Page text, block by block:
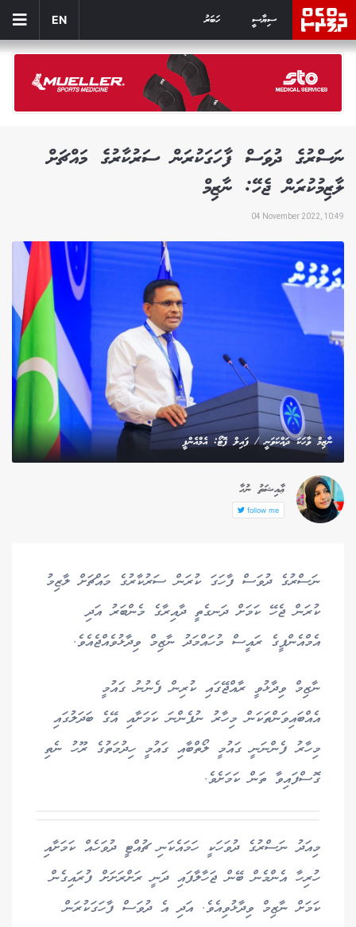
ސިޔާސީ ހަބަރު EN
ނަސްރުގެ ދުވަސް ފާހަގަކުރަން ސަރުކާރުގެ މައްޗަށް
ލާޒިމުކުރަން ޖެހޭ: ނާޒިމް
04 November 2022, 10:49
ނާޒިމް ވާހަކަ ދައްކަވަނީ / ފައިލް ފޮޓޯ: އެމްއެންޕީ
ޢާއިޝަތު ނުހާ
follow me
ނަސްރުގެ ދުވަސް ފާހަގަ ކުރަން ސަރުކާރުގެ މައްޗަށް ލާޒިމު
ކުރަން ޖެހޭ ކަމަށް ދަނގެތީ ދާއިރާގެ މެންބަރު އަދި
އެމްއެންޕީގެ ރައީސް މުހައްމަދު ނާޒިމް ވިދާޅުވެއްޖެއެވެ.
ނާޒިމް ވިދާޅުވީ ރާއްޖޭގައި ކުރިން ފެނުނު ގައުމީ
އެއްބައިވަންތަކަން މިހާރު ނުފެންނަ ކަމަށާއި އޭގެ ބަދަލުގައި
މިހާރު ފެންނަނީ ގައުމީ ލޯތްބާއި ގައުމީ ހިދުމަތުގެ ރޫހު ނެތި
ގޮސްފައިވާ ތަން ކަމަށެވެ.
މިއަދު ނަސްރުގެ ދުވަހަކީ ހަމައެކަނި ޗުއްޓީ ދުވަހެއް ކަމަށާއި
ހުރިހާ އެންމެން ބޭން ޖަހާލާފައި ދަނީ ރަށްރަށަށް ފުރައިގެން
ކަމަށް ނާޒިމް ވިދާޅުވިއެވެ. އަދި އެ ދުވަސް ފާހަގަކުރަން